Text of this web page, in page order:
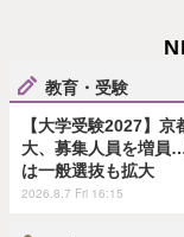
教育・受験
【大学受験2027】京
大、募集人員を増員
は一般選抜も拡大
2026.8.7 Fri 16:15